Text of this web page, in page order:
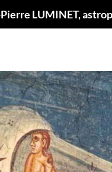
LUMINET,